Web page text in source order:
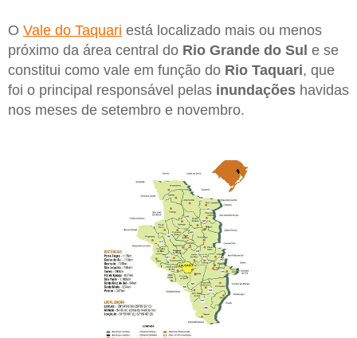
O Vale do Taquari está localizado mais ou menos
próximo da área central do Rio Grande do Sul e se
constitui como vale em função do Rio Taquari, que
foi o principal responsável pelas inundações havidas
nos meses de setembro e novembro.